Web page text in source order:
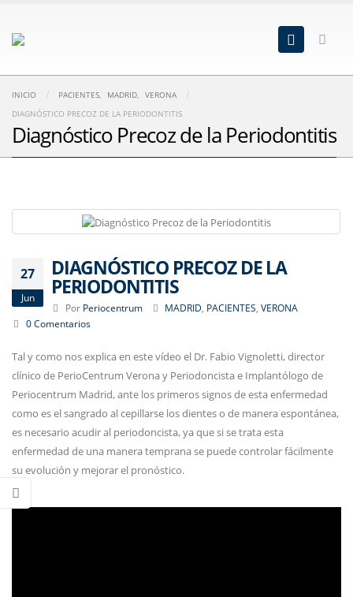
INICIO PACIENTES, MADRID, VERONA
DIAGNÓSTICO PRECOZ DE LA PERIODONTITIS
Diagnóstico Precoz de la Periodontitis
27
Jun
DIAGNÓSTICO PRECOZ DE LA
PERIODONTITIS
Por Periocentrum MADRID PACIENTES ,VERONA
0 Comentarios
Tal y como nos explica en este vídeo el Dr. Fabio Vignoletti, director
clínico de PerioCentrum Verona y Periodoncista e Implantólogo de
Periocentrum Madrid, ante los primeros signos de esta enfermedad
como es el sangrado al cepillarse los dientes o de manera espontánea,
es necesario acudir al periodoncista, ya que si se trata esta
enfermedad de una manera temprana se puede controlar fácilmente
su evolución y mejorar el pronóstico.